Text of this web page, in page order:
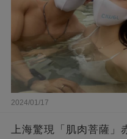
2024/01/17
上海驚現「肌肉菩薩」